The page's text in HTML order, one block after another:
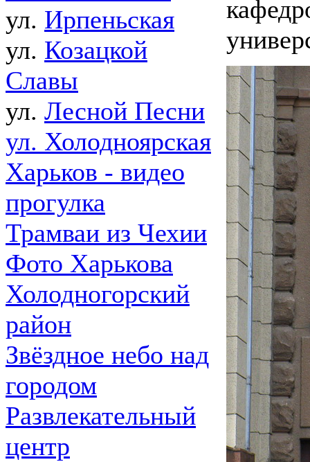
ул. Ирпеньская
ул. Козацкой
Славы
ул. Лесной Песни
ул. Холодноярская
Харьков - видео
прогулка
Трамваи из Чехии
Фото Харькова
Холодногорский
район
Звёздное небо над
городом
Развлекательный
центр